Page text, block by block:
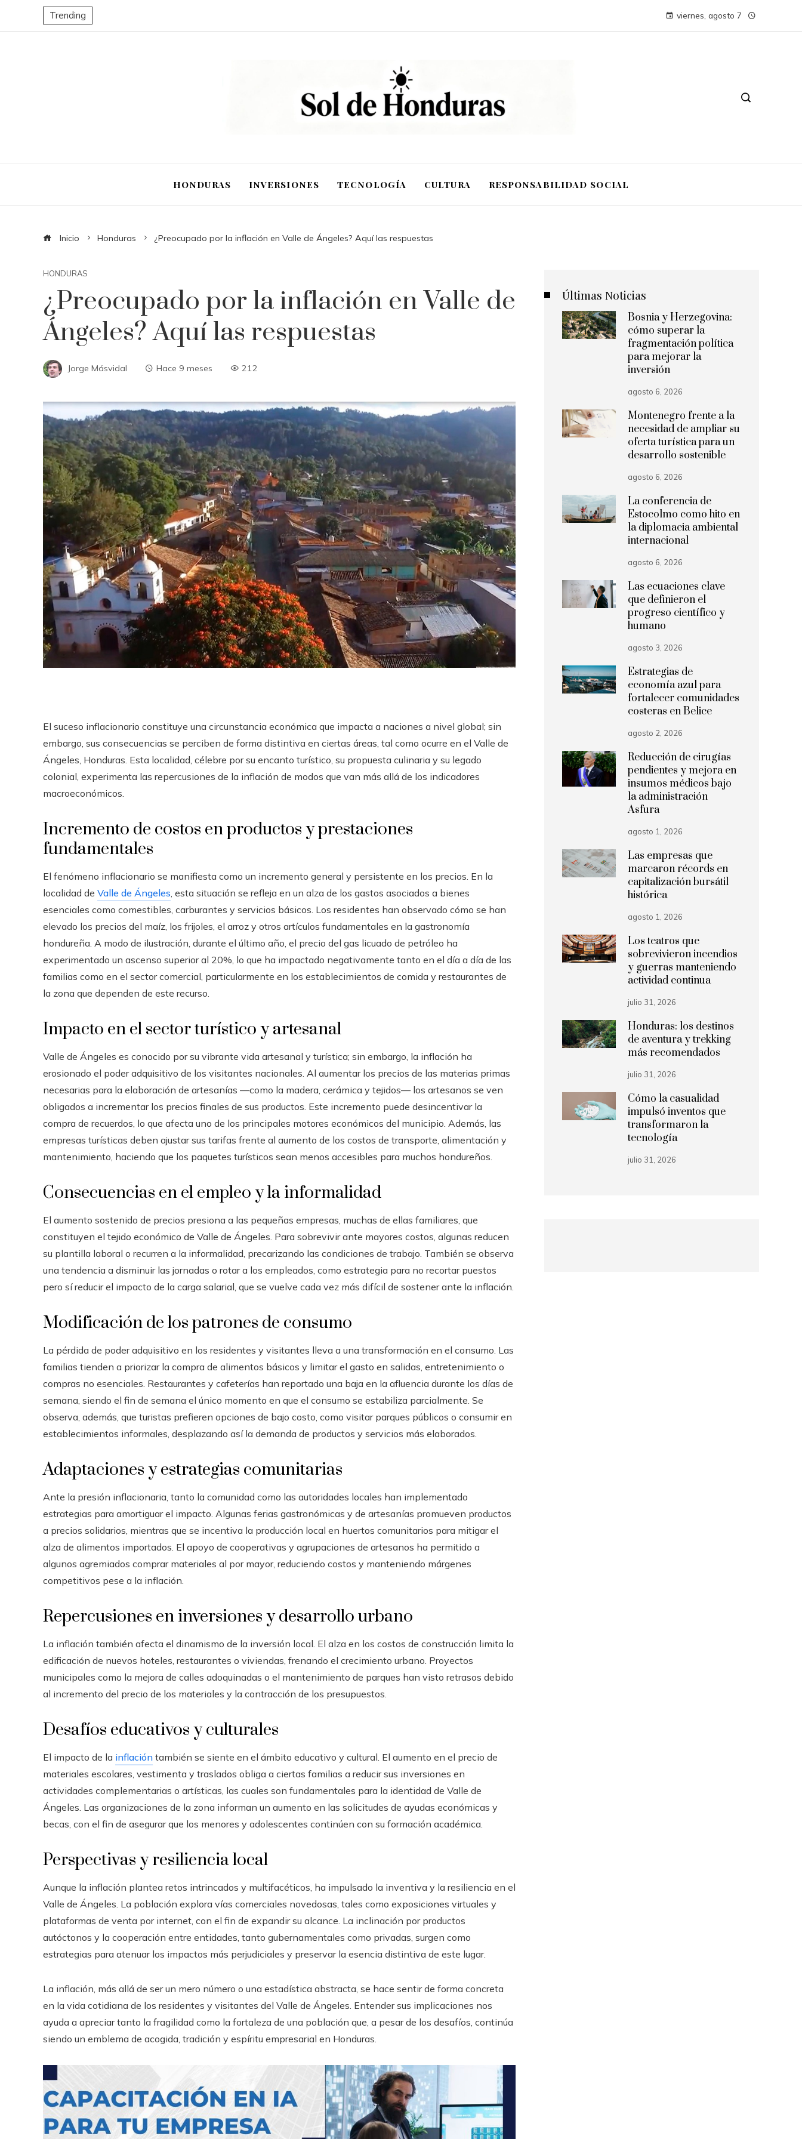
Trending viernes, agosto 7
HONDURAS INVERSIONES TECNOLOGÍA CULTURA RESPONSABILIDAD SOCIAL
Inicio Honduras ¿Preocupado por la inflación en Valle de Ángeles? Aquí las respuestas
HONDURAS
¿Preocupado por la inflación en Valle de
Ángeles? Aquí las respuestas
Jorge Másvidal Hace 9 meses 212
El suceso inflacionario constituye una circunstancia económica que impacta a naciones a nivel global; sin
embargo, sus consecuencias se perciben de forma distintiva en ciertas áreas, tal como ocurre en el Valle de
Ángeles, Honduras. Esta localidad, célebre por su encanto turístico, su propuesta culinaria y su legado
colonial, experimenta las repercusiones de la inflación de modos que van más allá de los indicadores
macroeconómicos.
Incremento de costos en productos y prestaciones
fundamentales
El fenómeno inflacionario se manifiesta como un incremento general y persistente en los precios. En la
localidad de Valle de Ángeles , esta situación se refleja en un alza de los gastos asociados a bienes
esenciales como comestibles, carburantes y servicios básicos. Los residentes han observado cómo se han
elevado los precios del maíz, los frijoles, el arroz y otros artículos fundamentales en la gastronomía
hondureña. A modo de ilustración, durante el último año, el precio del gas licuado de petróleo ha
experimentado un ascenso superior al 20%, lo que ha impactado negativamente tanto en el día a día de las
familias como en el sector comercial, particularmente en los establecimientos de comida y restaurantes de
la zona que dependen de este recurso.
Impacto en el sector turístico y artesanal
Valle de Ángeles es conocido por su vibrante vida artesanal y turística; sin embargo, la inflación ha
erosionado el poder adquisitivo de los visitantes nacionales. Al aumentar los precios de las materias primas
necesarias para la elaboración de artesanías —como la madera, cerámica y tejidos— los artesanos se ven
obligados a incrementar los precios finales de sus productos. Este incremento puede desincentivar la
compra de recuerdos, lo que afecta uno de los principales motores económicos del municipio. Además, las
empresas turísticas deben ajustar sus tarifas frente al aumento de los costos de transporte, alimentación y
mantenimiento, haciendo que los paquetes turísticos sean menos accesibles para muchos hondureños.
Consecuencias en el empleo y la informalidad
El aumento sostenido de precios presiona a las pequeñas empresas, muchas de ellas familiares, que
constituyen el tejido económico de Valle de Ángeles. Para sobrevivir ante mayores costos, algunas reducen
su plantilla laboral o recurren a la informalidad, precarizando las condiciones de trabajo. También se observa
una tendencia a disminuir las jornadas o rotar a los empleados, como estrategia para no recortar puestos
pero sí reducir el impacto de la carga salarial, que se vuelve cada vez más difícil de sostener ante la inflación.
Modificación de los patrones de consumo
La pérdida de poder adquisitivo en los residentes y visitantes lleva a una transformación en el consumo. Las
familias tienden a priorizar la compra de alimentos básicos y limitar el gasto en salidas, entretenimiento o
compras no esenciales. Restaurantes y cafeterías han reportado una baja en la afluencia durante los días de
semana, siendo el fin de semana el único momento en que el consumo se estabiliza parcialmente. Se
observa, además, que turistas prefieren opciones de bajo costo, como visitar parques públicos o consumir en
establecimientos informales, desplazando así la demanda de productos y servicios más elaborados.
Adaptaciones y estrategias comunitarias
Ante la presión inflacionaria, tanto la comunidad como las autoridades locales han implementado
estrategias para amortiguar el impacto. Algunas ferias gastronómicas y de artesanías promueven productos
a precios solidarios, mientras que se incentiva la producción local en huertos comunitarios para mitigar el
alza de alimentos importados. El apoyo de cooperativas y agrupaciones de artesanos ha permitido a
algunos agremiados comprar materiales al por mayor, reduciendo costos y manteniendo márgenes
competitivos pese a la inflación.
Repercusiones en inversiones y desarrollo urbano
La inflación también afecta el dinamismo de la inversión local. El alza en los costos de construcción limita la
edificación de nuevos hoteles, restaurantes o viviendas, frenando el crecimiento urbano. Proyectos
municipales como la mejora de calles adoquinadas o el mantenimiento de parques han visto retrasos debido
al incremento del precio de los materiales y la contracción de los presupuestos.
Desafíos educativos y culturales
El impacto de la inflación también se siente en el ámbito educativo y cultural. El aumento en el precio de
materiales escolares, vestimenta y traslados obliga a ciertas familias a reducir sus inversiones en
actividades complementarias o artísticas, las cuales son fundamentales para la identidad de Valle de
Ángeles. Las organizaciones de la zona informan un aumento en las solicitudes de ayudas económicas y
becas, con el fin de asegurar que los menores y adolescentes continúen con su formación académica.
Perspectivas y resiliencia local
Aunque la inflación plantea retos intrincados y multifacéticos, ha impulsado la inventiva y la resiliencia en el
Valle de Ángeles. La población explora vías comerciales novedosas, tales como exposiciones virtuales y
plataformas de venta por internet, con el fin de expandir su alcance. La inclinación por productos
autóctonos y la cooperación entre entidades, tanto gubernamentales como privadas, surgen como
estrategias para atenuar los impactos más perjudiciales y preservar la esencia distintiva de este lugar.
La inflación, más allá de ser un mero número o una estadística abstracta, se hace sentir de forma concreta
en la vida cotidiana de los residentes y visitantes del Valle de Ángeles. Entender sus implicaciones nos
ayuda a apreciar tanto la fragilidad como la fortaleza de una población que, a pesar de los desafíos, continúa
siendo un emblema de acogida, tradición y espíritu empresarial en Honduras.
Últimas Noticias
Bosnia y Herzegovina:
cómo superar la
fragmentación política
para mejorar la
inversión
agosto 6, 2026
Montenegro frente a la
necesidad de ampliar su
oferta turística para un
desarrollo sostenible
agosto 6, 2026
La conferencia de
Estocolmo como hito en
la diplomacia ambiental
internacional
agosto 6, 2026
Las ecuaciones clave
que definieron el
progreso científico y
humano
agosto 3, 2026
Estrategias de
economía azul para
fortalecer comunidades
costeras en Belice
agosto 2, 2026
Reducción de cirugías
pendientes y mejora en
insumos médicos bajo
la administración
Asfura
agosto 1, 2026
Las empresas que
marcaron récords en
capitalización bursátil
histórica
agosto 1, 2026
Los teatros que
sobrevivieron incendios
y guerras manteniendo
actividad continua
julio 31, 2026
Honduras: los destinos
de aventura y trekking
más recomendados
julio 31, 2026
Cómo la casualidad
impulsó inventos que
transformaron la
tecnología
julio 31, 2026